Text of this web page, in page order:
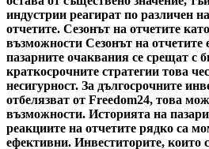
индустрии реагират по различен
отчетите. Сезонът на отчетите
възможности Сезонът на отчетите
пазарните очаквания се срещат с
краткосрочните стратегии това
несигурност. За дългосрочните
отбелязват от Freedom24, това
възможности. Историята на
реакциите на отчетите рядко са
ефективни. Инвеститорите, които